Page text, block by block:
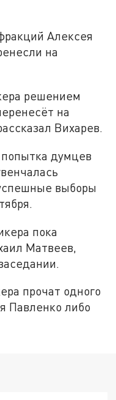
Алексея
на
решением
на
Вихарев.
думцев
выборы
пока
Матвеев,
прочат одного
Павленко либо